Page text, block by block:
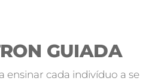
GUIADA
ensinar cada indivíduo a se